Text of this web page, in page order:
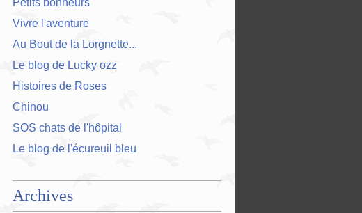
Petits bonheurs
Vivre l'aventure
Au Bout de la Lorgnette...
Le blog de Lucky ozz
Histoires de Roses
Chinou
SOS chats de l'hôpital
Le blog de l'écureuil bleu
Archives